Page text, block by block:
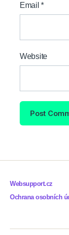
Email*
Website
Websupport.cz
Ochrana osobních